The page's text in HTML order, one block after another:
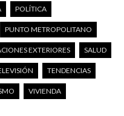
POLÍTICA
PUNTO METROPOLITANO
EXTERIORES SALUD
TENDENCIAS
VIVIENDA